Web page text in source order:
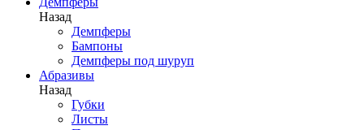
Назад
Демпферы
Бампоны
Демпферы под шуруп
Абразивы
Назад
Губки
Листы